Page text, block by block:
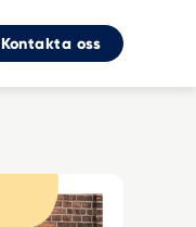
Kontakta oss